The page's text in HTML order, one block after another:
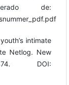
de:
intimate
Netlog. New
DOI: